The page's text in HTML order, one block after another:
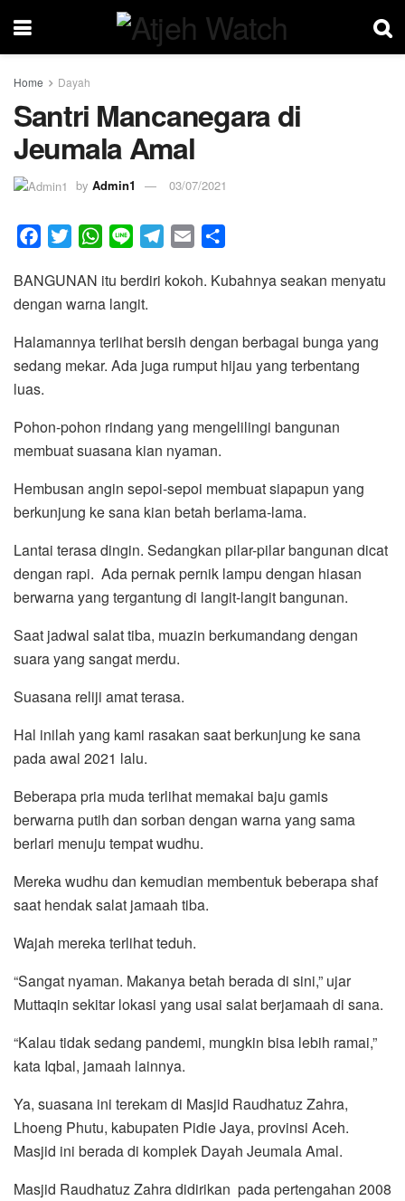
Home Dayah
Santri Mancanegara di
Jeumala Amal
by Admin1 03/07/2021
c
e
o
o
k
i
t
e
r
W
a
t
A
p
n
e
l
r
a
a
a
BANGUNAN itu berdiri kokoh. Kubahnya seakan menyatu
dengan warna langit.
Halamannya terlihat bersih dengan berbagai bunga yang
sedang mekar. Ada juga rumput hijau yang terbentang
luas.
Pohon-pohon rindang yang mengelilingi bangunan
membuat suasana kian nyaman.
Hembusan angin sepoi-sepoi membuat siapapun yang
berkunjung ke sana kian betah berlama-lama.
Lantai terasa dingin. Sedangkan pilar-pilar bangunan dicat
dengan rapi. Ada pernak pernik lampu dengan hiasan
berwarna yang tergantung di langit-langit bangunan.
Saat jadwal salat tiba, muazin berkumandang dengan
suara yang sangat merdu.
Suasana reliji amat terasa.
Hal inilah yang kami rasakan saat berkunjung ke sana
pada awal 2021 lalu.
Beberapa pria muda terlihat memakai baju gamis
berwarna putih dan sorban dengan warna yang sama
berlari menuju tempat wudhu.
Mereka wudhu dan kemudian membentuk beberapa shaf
saat hendak salat jamaah tiba.
Wajah mereka terlihat teduh.
“Sangat nyaman. Makanya betah berada di sini,” ujar
Muttaqin sekitar lokasi yang usai salat berjamaah di sana.
“Kalau tidak sedang pandemi, mungkin bisa lebih ramai,”
kata Iqbal, jamaah lainnya.
Ya, suasana ini terekam di Masjid Raudhatuz Zahra,
Lhoeng Phutu, kabupaten Pidie Jaya, provinsi Aceh.
Masjid ini berada di komplek Dayah Jeumala Amal.
Masjid Raudhatuz Zahra didirikan pada pertengahan 2008